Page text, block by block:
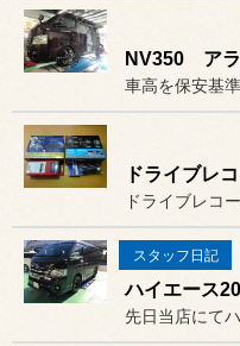
NV350 ア
スタッフ日記